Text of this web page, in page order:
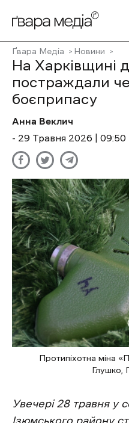
Ґвара Медіа Новини
На Харківщині
постраждали
боєприпасу
Анна Веклич
- 29 Травня 2026 | 09:50
Протипіхотна міна
Глушко,
Увечері 28 травня у
Ізюмського району